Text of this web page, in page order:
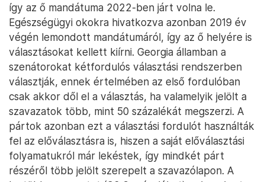
így az ő mandátuma 2022-ben járt volna le.
Egészségügyi okokra hivatkozva azonban 2019 év
végén lemondott mandátumáról, így az ő helyére is
választásokat kellett kiírni. Georgia államban a
szenátorokat kétfordulós választási rendszerben
választják, ennek értelmében az első fordulóban
csak akkor dől el a választás, ha valamelyik jelölt a
szavazatok több, mint 50 százalékát megszerzi. A
pártok azonban ezt a választási fordulót használták
fel az előválasztásra is, hiszen a saját előválasztási
folyamatukról már lekéstek, így mindkét párt
részéről több jelölt szerepelt a szavazólapon. A